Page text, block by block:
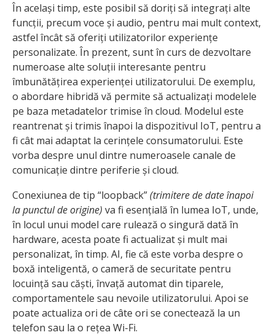
În același timp, este posibil să doriți să integrați alte
funcții, precum voce și audio, pentru mai mult context,
astfel încât să oferiți utilizatorilor experiențe
personalizate. În prezent, sunt în curs de dezvoltare
numeroase alte soluții interesante pentru
îmbunătățirea experienței utilizatorului. De exemplu,
o abordare hibridă vă permite să actualizați modelele
pe baza metadatelor trimise în cloud. Modelul este
reantrenat și trimis înapoi la dispozitivul IoT, pentru a
fi cât mai adaptat la cerințele consumatorului. Este
vorba despre unul dintre numeroasele canale de
comunicație dintre periferie și cloud.
Conexiunea de tip “loopback”(trimitere de date înapoi
la punctul de origine) va fi esențială în lumea IoT, unde,
în locul unui model care rulează o singură dată în
hardware, acesta poate fi actualizat și mult mai
personalizat, în timp. AI, fie că este vorba despre o
boxă inteligentă, o cameră de securitate pentru
locuință sau căști, învață automat din tiparele,
comportamentele sau nevoile utilizatorului. Apoi se
poate actualiza ori de câte ori se conectează la un
telefon sau la o rețea Wi-Fi.